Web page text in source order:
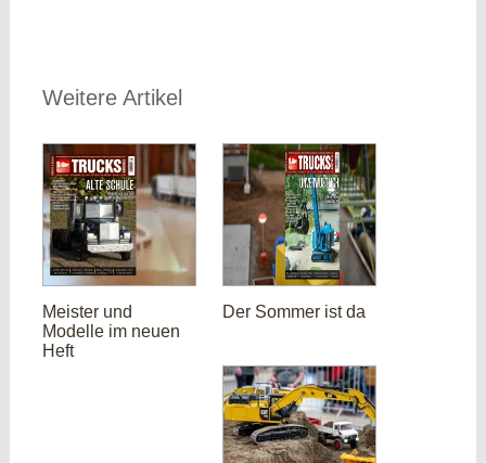
Weitere Artikel
Meister und
Modelle im neuen
Heft
Der Sommer ist da